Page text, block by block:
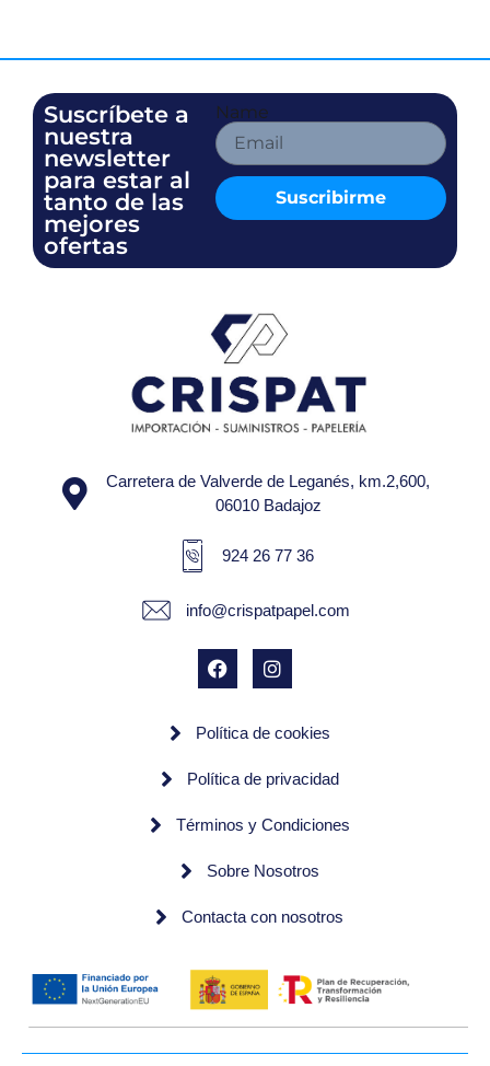
Name
Suscribirme
Suscríbete a
nuestra
newsletter
para estar al
tanto de las
mejores
ofertas
Carretera de Valverde de Leganés, km.2,600,
06010 Badajoz
924 26 77 36
info@crispatpapel.com
Política de cookies
Política de privacidad
Términos y Condiciones
Sobre Nosotros
Contacta con nosotros